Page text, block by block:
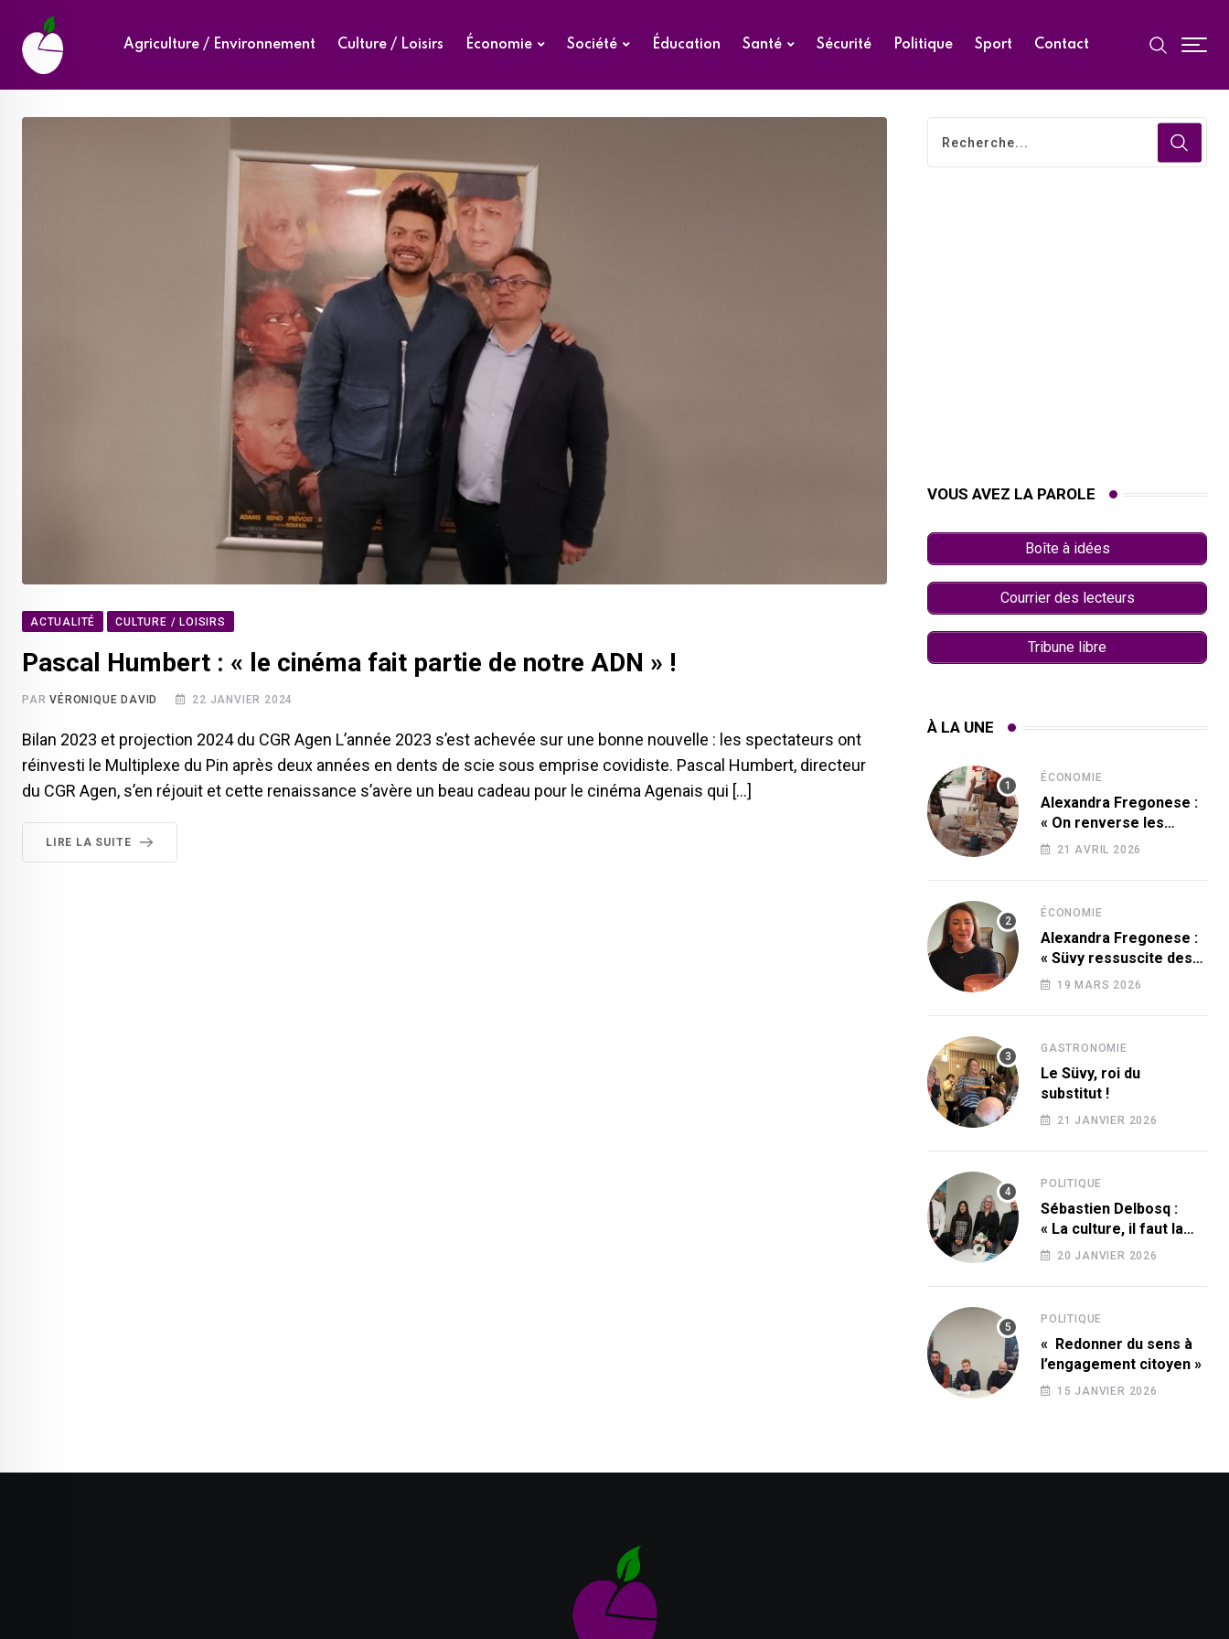
content
Agriculture / Environnement Culture / Loisirs Économie Société Éducation Santé Sécurité Politique Sport Contact
ACTUALITÉ CULTURE / LOISIRS
Pascal Humbert : « le cinéma fait partie de notre ADN » !
PARVÉRONIQUE DAVID 22 JANVIER 2024
Bilan 2023 et projection 2024 du CGR Agen L’année 2023 s’est achevée sur une bonne nouvelle : les spectateurs ont
réinvesti le Multiplexe du Pin après deux années en dents de scie sous emprise covidiste. Pascal Humbert, directeur
du CGR Agen, s’en réjouit et cette renaissance s’avère un beau cadeau pour le cinéma Agenais qui […]
LIRE LA SUITE
VOUS AVEZ LA PAROLE
Boîte à idées
Courrier des lecteurs
Tribune libre
À LA UNE
ÉCONOMIE
Alexandra Fregonese :
« On renverse les
codes » !
21 AVRIL 2026
ÉCONOMIE
Alexandra Fregonese :
« Süvy ressuscite des
produits condamnés
19 MARS 2026
GASTRONOMIE
Le Süvy, roi du
substitut !
21 JANVIER 2026
POLITIQUE
Sébastien Delbosq :
« La culture, il faut la
conquérir ! »
20 JANVIER 2026
POLITIQUE
« Redonner du sens à
l’engagement citoyen »
15 JANVIER 2026